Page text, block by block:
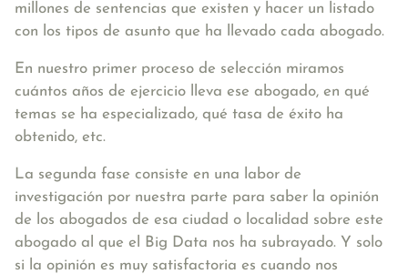
millones de sentencias que existen y hacer un listado
con los tipos de asunto que ha llevado cada abogado.
En nuestro primer proceso de selección miramos
cuántos años de ejercicio lleva ese abogado, en qué
temas se ha especializado, qué tasa de éxito ha
obtenido, etc.
La segunda fase consiste en una labor de
investigación por nuestra parte para saber la opinión
de los abogados de esa ciudad o localidad sobre este
abogado al que el Big Data nos ha subrayado. Y solo
si la opinión es muy satisfactoria es cuando nos